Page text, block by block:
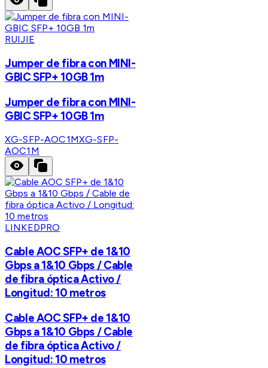
RUIJIE
Jumper de fibra con MINI-
GBIC SFP+ 10GB 1m
Jumper de fibra con MINI-
GBIC SFP+ 10GB 1m
XG-SFP-AOC1MXG-SFP-
AOC1M
LINKEDPRO
Cable AOC SFP+ de 1&10
Gbps a 1&10 Gbps / Cable
de fibra óptica Activo /
Longitud: 10 metros
Cable AOC SFP+ de 1&10
Gbps a 1&10 Gbps / Cable
de fibra óptica Activo /
Longitud: 10 metros